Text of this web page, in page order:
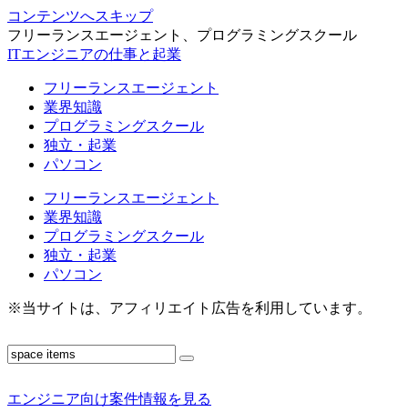
コンテンツへスキップ
フリーランスエージェント、プログラミングスクール
ITエンジニアの仕事と起業
フリーランスエージェント
業界知識
プログラミングスクール
独立・起業
パソコン
フリーランスエージェント
業界知識
プログラミングスクール
独立・起業
パソコン
※当サイトは、アフィリエイト広告を利用しています。
エンジニア向け案件情報を見る